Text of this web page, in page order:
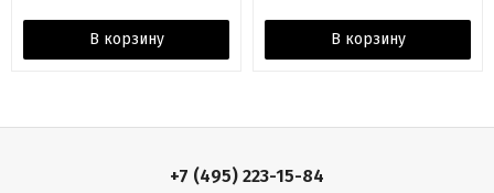
В корзину В корзину
+7 (495) 223-15-84